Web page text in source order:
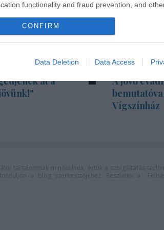
functionality and fraud prevention, and
CONFIRM
Data Deletion Data Access
át a
A jövő
Vígszínház